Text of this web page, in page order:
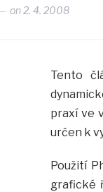
on2. 4. 2008
Tento
praxí ve
určen k
Použití
grafické